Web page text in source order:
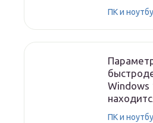
ПК и
ПК и